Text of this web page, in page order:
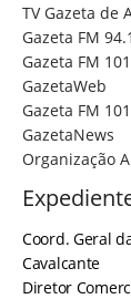
TV Gazeta de
Gazeta FM
Gazeta FM
GazetaWeb
Gazeta FM
GazetaNews
Organização
Coord. Geral
Cavalcante
Diretor